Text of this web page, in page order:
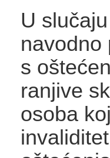
U
navodno
s
ranjive
osoba